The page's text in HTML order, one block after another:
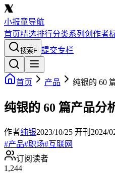
小报童导航
首页精选排行分类系列 创作者
搜索F 提交专栏
首页 产品 纯银的 60
纯银的 60 篇产品分
作者纯银2023/10/25 开刊 2024/
#产品#职场#互联网
订阅读者
1,244